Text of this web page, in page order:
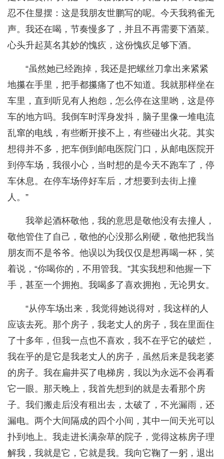
忍不住显摆：这是我朋友世鹏写的呢。今天我鸦雀无
声。我还在喝，节奏慢多了，并且不再需要下酒菜。
心头升起莫名其妙的愧疚，这份愧疚足够下酒。
“虽然她已经跑掉，我还是把螺丝刀拿出来紧紧
地攥在手里，把手都攥痛了也不知道。我就那样坐在
车里，直到听见有人抱怨，怎么停在这里哟，这是停
车的地方吗。我倒车时浑身发抖，脑子里像一堆电流
乱窜的电线，有些断开接不上，有些碰出火花。其实
想得并不多，把车倒到邮电医院门口，从邮电医院开
到停车场，我很小心，当时想的是今天不跑车了，停
车休息。在停车场停好车后，才想要到去街上撞
人。”
我举起酒杯敬他，我的意思是敬他没有去撞人，
敬他管住了自己，敬他的心没那么刚硬，敬他把我当
朋友而不是爷爷。他误以为我仅仅是想再喝一杯，笑
着说，“你喝你的，不用管我。”其实我想和他握一下
手，甚至一个拥抱。我喝多了喜欢拥抱，无论男女。
“从停车场出来，我觉得她说得对，我这样的人
应该去死。那个房子，我老丈人的房子，我在里面住
了十多年，但我一点也不喜欢，我不在乎它的破烂，
我在乎的是它是我老丈人的房子，虽然后来是我老婆
的房子。我在扁井买了电梯房，我以为永远不会再看
它一眼。那天晚上，我首先想到的就是去看那个房
子。我们搬走后没有租出去，太破了，不光漏雨，还
漏电。两个大间隔成的四个小间，其中一间天光可以
扑到地上。我走进长满杂草的院子，觉得这栋房子理
解我，我就是它，它就是我。我向它鞠了一躬，退出